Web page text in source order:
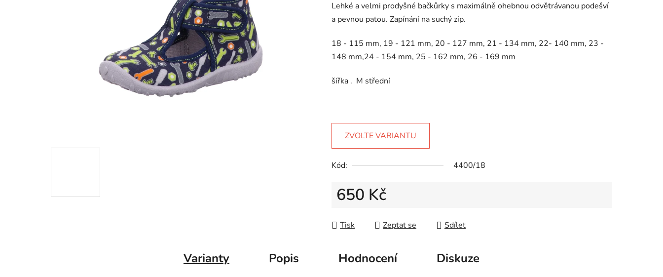
je
0,0
5
hvězdiček.
Lehké a velmi prodyšné bačkůrky s maximálně ohebnou odvětrávanou podešví
a pevnou patou. Zapínání na suchý zip.
18 - 115 mm, 19 - 121 mm, 20 - 127 mm, 21 - 134 mm, 22- 140 mm, 23 -
148 mm,24 - 154 mm, 25 - 162 mm, 26 - 169 mm
šířka . M střední
ZVOLTE VARIANTU
Kód: 4400/18
650 Kč
Tisk
Zeptat se Sdílet
Varianty Popis Hodnocení Diskuze